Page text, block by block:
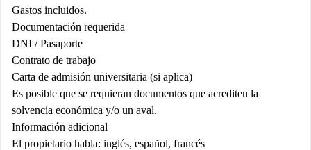
Gastos incluidos.
Documentación requerida
DNI / Pasaporte
Contrato de trabajo
Carta de admisión universitaria (si aplica)
Es posible que se requieran documentos que acrediten la
solvencia económica y/o un aval.
Información adicional
El propietario habla: inglés, español, francés